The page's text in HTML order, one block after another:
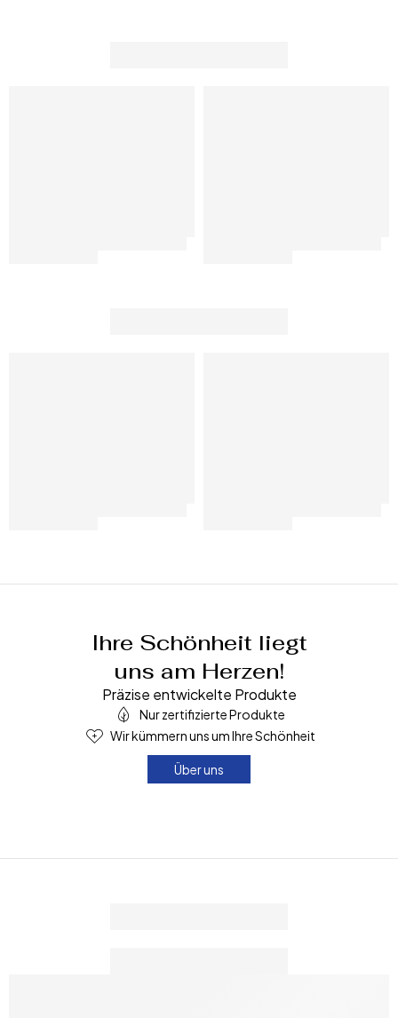
Ihre Schönheit liegt
uns am Herzen!
Präzise entwickelte Produkte
Nur zertifizierte Produkte
Wir kümmern uns um Ihre Schönheit
Über uns